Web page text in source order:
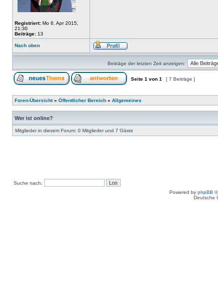
Registriert: Mo 6. Apr 2015,
21:30
Beiträge: 13
Nach oben
Beiträge der letzten Zeit anzeigen:
Seite 1 von 1 [ 7 Beiträge ]
Foren-Übersicht» Öffentlicher Bereich » Allgemeines
Wer ist online?
Mitglieder in diesem Forum: 0 Mitglieder und 7 Gäste
Suche nach:
Powered by phpBB
Deutsche